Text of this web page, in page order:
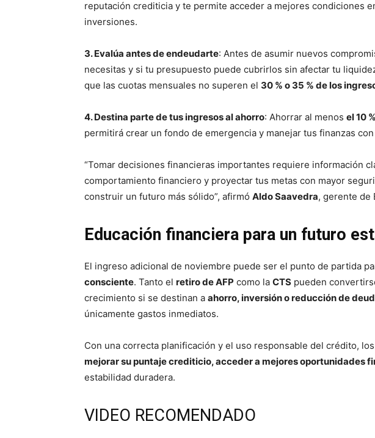
reputación crediticia y te permite acceder a mejores condiciones
inversiones.
3. Evalúa antes de endeudarte: Antes de asumir nuevos
necesitas y si tu presupuesto puede cubrirlos sin afectar tu
que las cuotas mensuales no superen el 30 % o 35 % de los
4. Destina parte de tus ingresos al ahorro: Ahorrar al menos el 10
permitirá crear un fondo de emergencia y manejar tus finanzas
“Tomar decisiones financieras importantes requiere información
comportamiento financiero y proyectar tus metas con mayor
construir un futuro más sólido”, afirmó Aldo Saavedra, gerente de
Educación financiera para un futuro
El ingreso adicional de noviembre puede ser el punto de partida
consciente. Tanto el retiro de AFP como la CTS pueden
crecimiento si se destinan a ahorro, inversión o reducción de
únicamente gastos inmediatos.
Con una correcta planificación y el uso responsable del crédito,
mejorar su puntaje crediticio, acceder a mejores oportunidades
estabilidad duradera.
VIDEO RECOMENDADO